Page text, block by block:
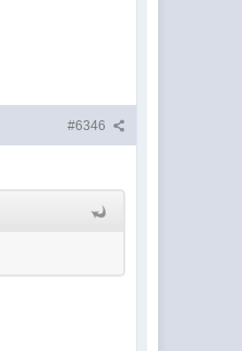
#6346